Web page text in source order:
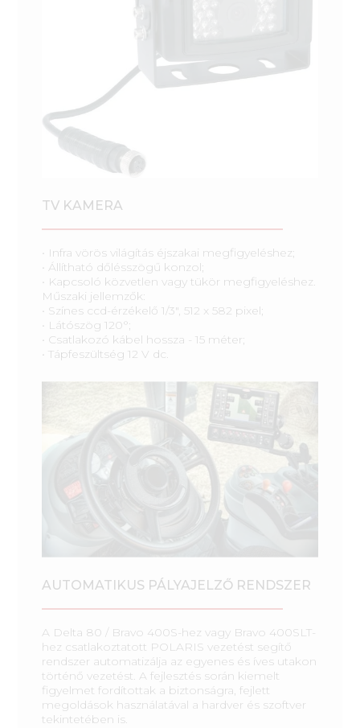
TV KAMERA
• Infra vörös világítás éjszakai megfigyeléshez;
• Állítható dőlésszögű konzol;
• Kapcsoló közvetlen vagy tükör megfigyeléshez.
Műszaki jellemzők:
• Színes ccd-érzékelő 1/3", 512 x 582 pixel;
• Látószög 120°;
• Csatlakozó kábel hossza - 15 méter;
• Tápfeszültség 12 V dc.
AUTOMATIKUS PÁLYAJELZŐ RENDSZER
A Delta 80 / Bravo 400S-hez vagy Bravo 400SLT-
hez csatlakoztatott POLARIS vezetést segítő
rendszer automatizálja az egyenes és íves utakon
történő vezetést. A fejlesztés során kiemelt
figyelmet fordítottak a biztonságra, fejlett
megoldások használatával a hardver és szoftver
tekintetében is.